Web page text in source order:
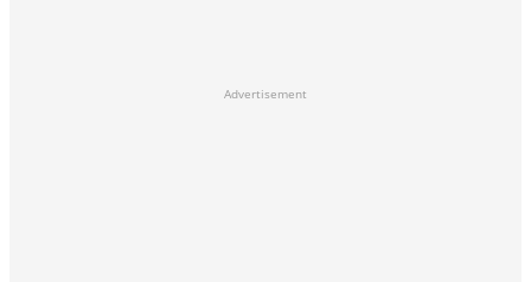
Advertisement